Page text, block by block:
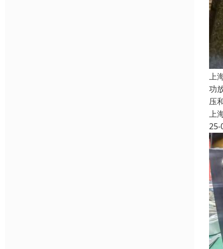
上
功
压
上
25-